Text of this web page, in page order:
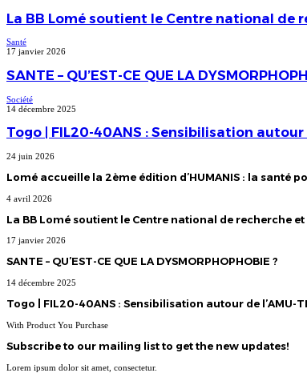
La BB Lomé soutient le Centre national de
Santé
17 janvier 2026
SANTE – QU’EST-CE QUE LA
Société
14 décembre 2025
Togo | FIL20-40ANS : Sensibilisation autour
24 juin 2026
Lomé accueille la 2ème édition d’HUMANIS : la santé
4 avril 2026
La BB Lomé soutient le Centre national de recherche
17 janvier 2026
SANTE – QU’EST-CE QUE LA DYSMORPHOPHOBIE ?
14 décembre 2025
Togo | FIL20-40ANS : Sensibilisation autour de l’AMU-
With Product You Purchase
Subscribe to our mailing list to get the new updates!
Lorem ipsum dolor sit amet, consectetur.